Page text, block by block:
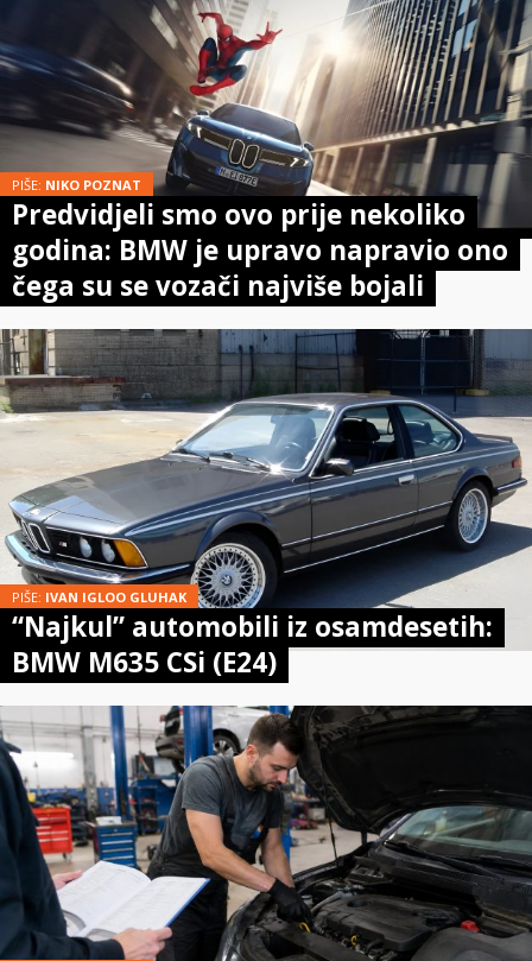
PIŠE: NIKO POZNAT
Predvidjeli smo ovo prije nekoliko
godina: BMW je upravo napravio ono
čega su se vozači najviše bojali
PIŠE: IVAN IGLOO GLUHAK
“Najkul” automobili iz osamdesetih:
BMW M635 CSi (E24)